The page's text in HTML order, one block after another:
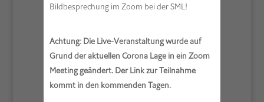
Bildbesprechung im Zoom bei der SML!
Achtung: Die Live-Veranstaltung wurde auf
Grund der aktuellen Corona Lage in ein Zoom
Meeting geändert. Der Link zur Teilnahme
kommt in den kommenden Tagen.